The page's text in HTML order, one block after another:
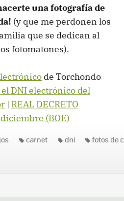
una fotografía de
(y que me perdonen los
que se dedican al
fotomatones).
de Torchondo
DNI electrónico del
| REAL DECRETO
(BOE)
carnet dni fotos de